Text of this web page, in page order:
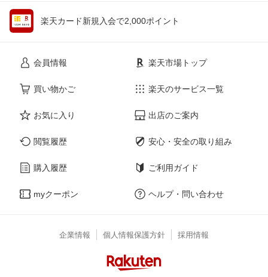
楽天カード新規入会で2,000ポイント
会員情報
買い物かご
お気に入り
閲覧履歴
購入履歴
myクーポン
楽天市場トップ
楽天のサービス一覧
出店のご案内
安心・安全の取り組み
ご利用ガイド
ヘルプ・問い合わせ
企業情報 個人情報保護方針 採用情報